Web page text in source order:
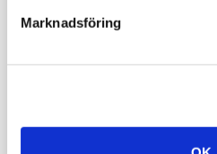
Marknadsföring